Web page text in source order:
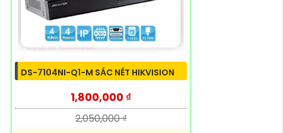
DS-7104NI-Q1-M SẮC NÉT HIKVISION
1,800,000 ₫
2,050,000 ₫